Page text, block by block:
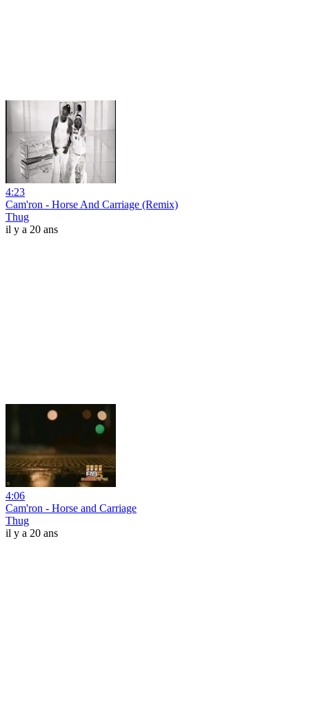
4:23
Cam'ron - Horse And Carriage (Remix)
Thug
il y a 20 ans
4:06
Cam'ron - Horse and Carriage
Thug
il y a 20 ans